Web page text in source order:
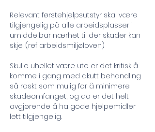
Relevant førstehjelpsutstyr skal være
tilgjengelig på alle arbeidsplasser i
umiddelbar nærhet til der skader kan
skje. (ref arbeidsmiljøloven)
Skulle uhellet være ute er det kritisk å
komme i gang med akutt behandling
så raskt som mulig for å minimere
skadeomfanget, og da er det helt
avgjørende å ha gode hjelpemidler
lett tilgjengelig.